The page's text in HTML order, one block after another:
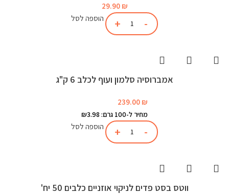
29.90 ₪
הוספה לסל
אמברוסיה סלמון ועוף לכלב 6 ק"ג
239.00 ₪
מחיר ל-100 גרם: ₪3.98
הוספה לסל
ווטס בסט פדים לניקוי אוזניים כלבים 50 יח'